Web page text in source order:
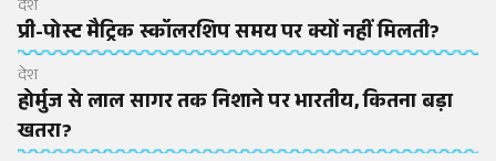
देश
प्री-पोस्ट मैट्रिक स्कॉलरशिप समय पर क्यों नहीं मिलती?
देश
होर्मुज से लाल सागर तक निशाने पर भारतीय, कितना बड़ा
खतरा?